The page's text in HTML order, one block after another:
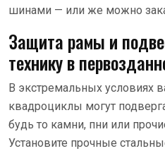
шинами — или же можно
Защита рамы и
технику в
В экстремальных условиях
квадроциклы могут
будь то камни, пни или
Установите прочные